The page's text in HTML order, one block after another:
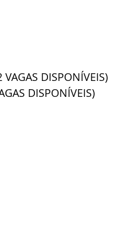
DISPONÍVEIS)
DISPONÍVEIS)